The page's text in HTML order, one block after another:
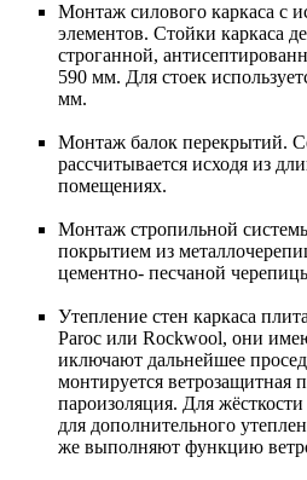
Монтаж силового каркаса с
элементов. Стойки каркаса
строганной,
590 мм. Для стоек
мм.
Монтаж балок перекрытий.
рассчитывается исходя из
помещениях.
Монтаж стропильной
покрытием из
цементно- песчаной
Утепление стен каркаса
Paroc или Rockwool, они
иключают дальнейшее
монтируется ветрозащитная
пароизоляция. Для
для дополнительного
же выполняют функцию